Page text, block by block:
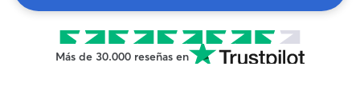
Más de 30.000 reseñas en